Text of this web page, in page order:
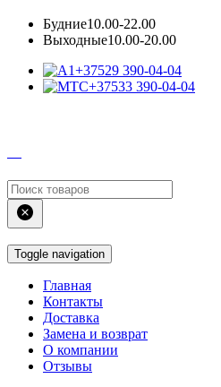
Будние10.00-22.00
Выходные10.00-20.00
+37529 390-04-04
+37533 390-04-04
Toggle navigation
Главная
Контакты
Доставка
Замена и возврат
О компании
Отзывы